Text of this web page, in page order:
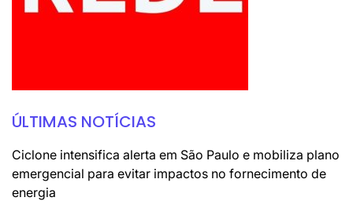
ÚLTIMAS NOTÍCIAS
Ciclone intensifica alerta em São Paulo e mobiliza plano
emergencial para evitar impactos no fornecimento de
energia